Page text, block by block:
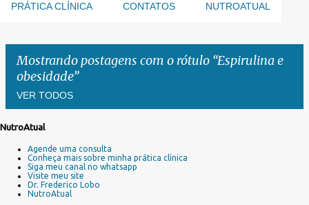
PRÁTICA CLÍNICA CONTATOS NUTROATUAL
Mostrando postagens com o rótulo Espirulina e
obesidade
VER TODOS
NutroAtual
Agende uma consulta
Conheça mais sobre minha prática clínica
Siga meu canal no whatsapp
Visite meu site
Dr. Frederico Lobo
NutroAtual